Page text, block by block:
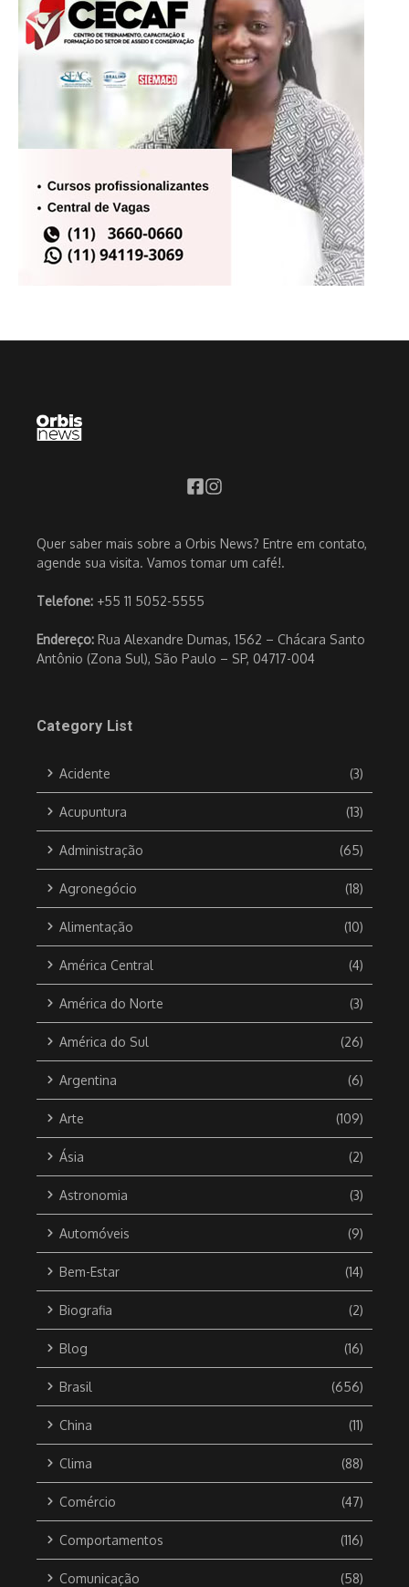
Quer saber mais sobre a Orbis News? Entre em contato,
agende sua visita. Vamos tomar um café!.
Telefone: +55 11 5052-5555
Endereço: Rua Alexandre Dumas, 1562 – Chácara Santo
Antônio (Zona Sul), São Paulo – SP, 04717-004
Category List
Acidente (3)
Acupuntura (13)
Administração (65)
Agronegócio (18)
Alimentação (10)
América Central (4)
América do Norte (3)
América do Sul (26)
Argentina (6)
Arte (109)
Ásia (2)
Astronomia (3)
Automóveis (9)
Bem-Estar (14)
Biografia (2)
Blog (16)
Brasil (656)
China (11)
Clima (88)
Comércio (47)
Comportamentos (116)
Comunicação (58)